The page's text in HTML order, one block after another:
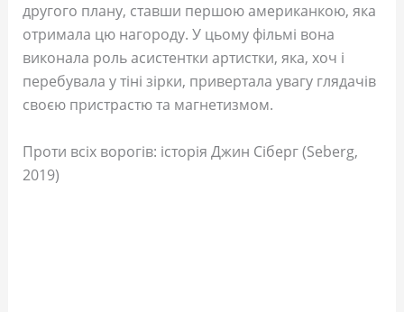
другого плану, ставши першою американкою, яка
отримала цю нагороду. У цьому фільмі вона
виконала роль асистентки артистки, яка, хоч і
перебувала у тіні зірки, привертала увагу глядачів
своєю пристрастю та магнетизмом.
Проти всіх ворогів: історія Джин Сіберг (Seberg,
2019)